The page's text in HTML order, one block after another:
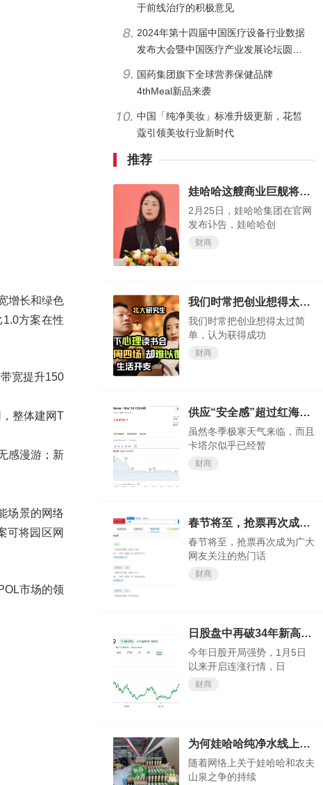
增长和绿色
方案在性
宽提升150
整体建网T
感漫游；新
场景的网络
可将园区网
市场的领
于前线治疗的积极意见
2024年第十四届中国医疗设备行业数据
发布大会暨中国医疗产业发展论坛圆满
国药集团旗下全球营养保健品牌
4thMeal新品来袭
中国「纯净美妆」标准升级更新，花皙
蔻引领美妆行业新时代
推荐
娃哈哈这艘商业巨舰将驶向何方，我们试目以待
2月25日，娃哈哈集团在官网
发布讣告，娃哈哈创
财商
我们时常把创业想得太过简单，认为获得成功轻而易举
我们时常把创业想得太过简
单，认为获得成功
财商
供应“安全感”超过红海“危机感”？欧洲天然气价格大跌
虽然冬季极寒天气来临，而且
卡塔尔似乎已经暂
财商
春节将至，抢票再次成为广大网友关注的热门话题
春节将至，抢票再次成为广大
网友关注的热门话
财商
日股盘中再破34年新高，今年还涨得动吗？
今年日股开局强势，1月5日
以来开启连涨行情，日
财商
为何娃哈哈纯净水线上会卖断货？
随着网络上关于娃哈哈和农夫
山泉之争的持续